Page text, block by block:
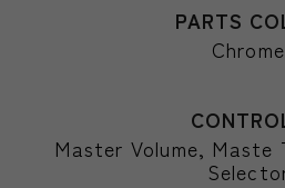
PARTS
Chrome
Master Volume, Maste